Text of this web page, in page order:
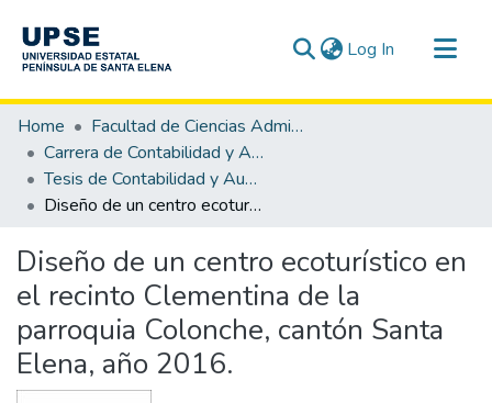
Log In (current)
Communities & Collections
All of DSpace
Statistics
Home
Facultad de Ciencias Administrativas
Carrera de Contabilidad y Auditoría
Tesis de Contabilidad y Auditoría
Diseño de un centro ecoturístico en el recinto Clementina de la parroquia Colonche, cantón Santa Elena, año 2016.
Diseño de un centro ecoturístico en
el recinto Clementina de la
parroquia Colonche, cantón Santa
Elena, año 2016.